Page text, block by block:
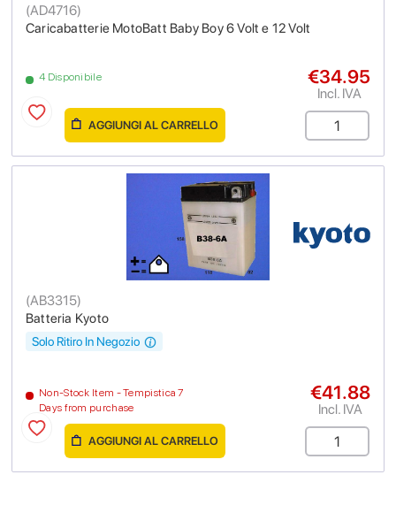
Caricabatterie MotoBatt Baby Boy 6 Volt e 12 Volt
(AD4716)
4 Disponibile €34.95
Incl. IVA
AGGIUNGI AL CARRELLO
Batteria Kyoto
(AB3315)
Non-Stock Item - Tempistica 7
Days from purchase
Solo Ritiro In Negozio
€41.88
Incl. IVA
AGGIUNGI AL CARRELLO